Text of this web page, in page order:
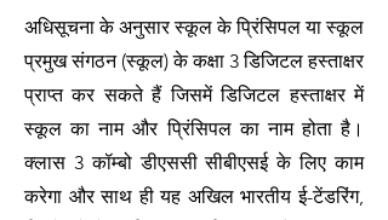
अधिसूचना के अनुसार स्कूल के प्रिंसिपल या स्कूल
प्रमुख संगठन (स्कूल) के कक्षा 3 डिजिटल हस्ताक्षर
प्राप्त कर सकते हैं जिसमें डिजिटल हस्ताक्षर में
स्कूल का नाम और प्रिंसिपल का नाम होता है।
क्लास 3 कॉम्बो डीएससी सीबीएसई के लिए काम
करेगा और साथ ही यह अखिल भारतीय ई-टेंडरिंग,